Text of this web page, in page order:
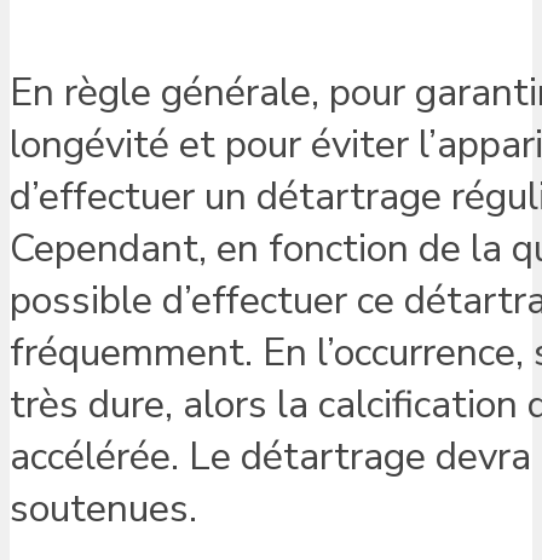
En règle générale, pour
longévité et pour éviter
d’effectuer un détartrage
Cependant, en fonction de la
possible d’effectuer ce
fréquemment. En
très dure, alors la calcification
accélérée. Le détartrage
soutenues.